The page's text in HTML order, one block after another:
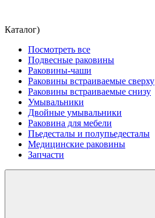
Каталог)
Посмотреть все
Подвесные раковины
Раковины-чаши
Раковины встраиваемые сверху
Раковины встраиваемые снизу
Умывальники
Двойные умывальники
Раковина для мебели
Пьедесталы и полупьедесталы
Медицинские раковины
Запчасти